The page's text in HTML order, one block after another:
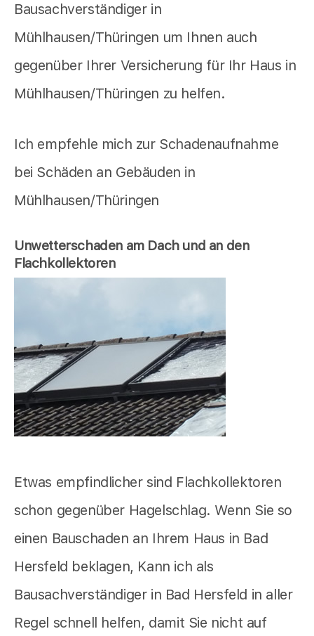
Bausachverständiger in
Mühlhausen/Thüringen um Ihnen auch
gegenüber Ihrer Versicherung für Ihr Haus in
Mühlhausen/Thüringen zu helfen.
Ich empfehle mich zur Schadenaufnahme
bei Schäden an Gebäuden in
Mühlhausen/Thüringen
Unwetterschaden am Dach und an den
Flachkollektoren
Etwas empfindlicher sind Flachkollektoren
schon gegenüber Hagelschlag. Wenn Sie so
einen Bauschaden an Ihrem Haus in Bad
Hersfeld beklagen, Kann ich als
Bausachverständiger in Bad Hersfeld in aller
Regel schnell helfen, damit Sie nicht auf